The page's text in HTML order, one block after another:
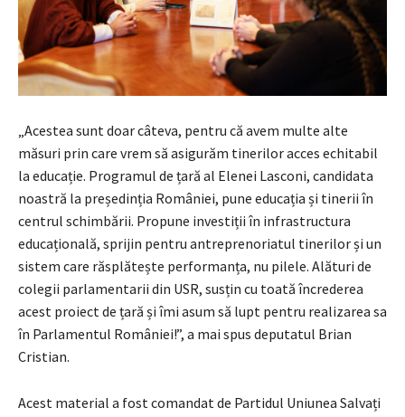
„Acestea sunt doar câteva, pentru că avem multe alte
măsuri prin care vrem să asigurăm tinerilor acces echitabil
la educație. Programul de țară al Elenei Lasconi, candidata
noastră la președinția României, pune educația și tinerii în
centrul schimbării. Propune investiții în infrastructura
educațională, sprijin pentru antreprenoriatul tinerilor și un
sistem care răsplătește performanța, nu pilele. Alături de
colegii parlamentarii din USR, susțin cu toată încrederea
acest proiect de țară și îmi asum să lupt pentru realizarea sa
în Parlamentul României!”, a mai spus deputatul Brian
Cristian.
Acest material a fost comandat de Partidul Uniunea Salvați